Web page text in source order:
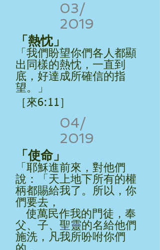
03/
2019
「熱忱」
「我們盼望你們各人都顯
出同樣的熱忱，一直到
底，好達成所確信的指
望。」
［來6:11］
04/
2019
「使命」
「耶穌進前來，對他們
說：「天上地下所有的權
柄都賜給我了。所以，你
們要去，
使萬民作我的門徒，奉
父、子、聖靈的名給他們
施洗，凡我所吩咐你們